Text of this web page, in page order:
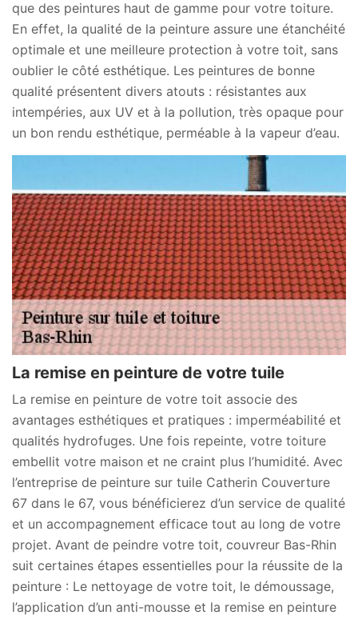
que des peintures haut de gamme pour votre toiture.
En effet, la qualité de la peinture assure une étanchéité
optimale et une meilleure protection à votre toit, sans
oublier le côté esthétique. Les peintures de bonne
qualité présentent divers atouts : résistantes aux
intempéries, aux UV et à la pollution, très opaque pour
un bon rendu esthétique, perméable à la vapeur d’eau.
La remise en peinture de votre tuile
La remise en peinture de votre toit associe des
avantages esthétiques et pratiques : imperméabilité et
qualités hydrofuges. Une fois repeinte, votre toiture
embellit votre maison et ne craint plus l’humidité. Avec
l’entreprise de peinture sur tuile Catherin Couverture
67 dans le 67, vous bénéficierez d’un service de qualité
et un accompagnement efficace tout au long de votre
projet. Avant de peindre votre toit, couvreur Bas-Rhin
suit certaines étapes essentielles pour la réussite de la
peinture : Le nettoyage de votre toit, le démoussage,
l’application d’un anti-mousse et la remise en peinture